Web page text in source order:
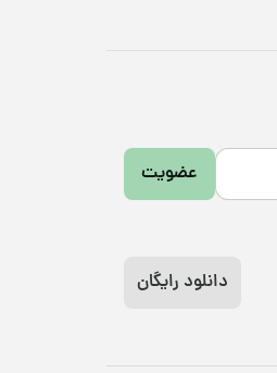
عضویت
دانلود رایگان